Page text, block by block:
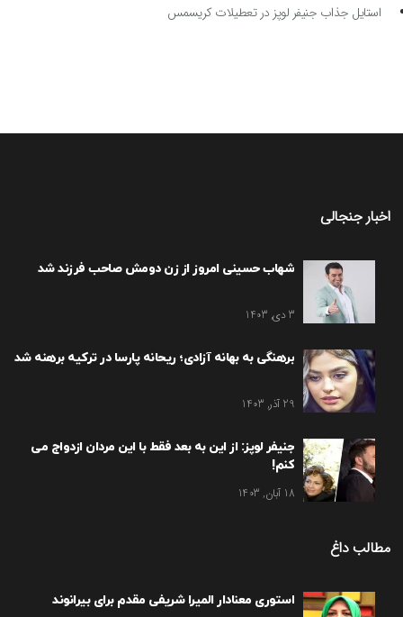
استایل جذاب جنیفر لوپز در تعطیلات کریسمس
اخبار جنجالی
شهاب حسینی امروز از زن دومش صاحب فرزند شد
3 دی, 1403
برهنگی به بهانه آزادی؛ ریحانه پارسا در ترکیه برهنه شد
29 آذر, 1403
جنیفر لوپز: از این به بعد فقط با این مردان ازدواج می
کنم!
18 آبان, 1403
مطالب داغ
استوری معنادار المیرا شریفی مقدم برای بیرانوند